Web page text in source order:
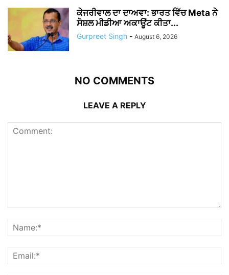
ਕੇਜਰੀਵਾਲ ਦਾ ਦਾਅਵਾ: ਭਾਰਤ ਵਿੱਚ Meta ਨੇ
ਸੋਸ਼ਲ ਮੀਡੀਆ ਅਕਾਊਂਟ ਕੀਤਾ...
Gurpreet Singh - August 6, 2026
NO COMMENTS
LEAVE A REPLY